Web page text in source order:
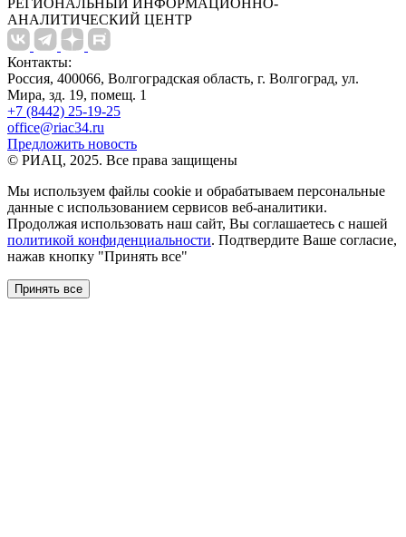
АНАЛИТИЧЕСКИЙ ЦЕНТР
Контакты:
Россия, 400066, Волгоградская область, г. Волгоград, ул.
Мира, зд. 19, помещ. 1
+7 (8442) 25-19-25
office@riac34.ru
Предложить новость
© РИАЦ, 2025. Все права защищены
Мы используем файлы сookie и обрабатываем персональные
данные с использованием сервисов веб-аналитики.
Продолжая использовать наш сайт, Вы соглашаетесь с нашей
политикой конфиденциальности. Подтвердите Ваше согласие,
нажав кнопку "Принять все"
Принять все